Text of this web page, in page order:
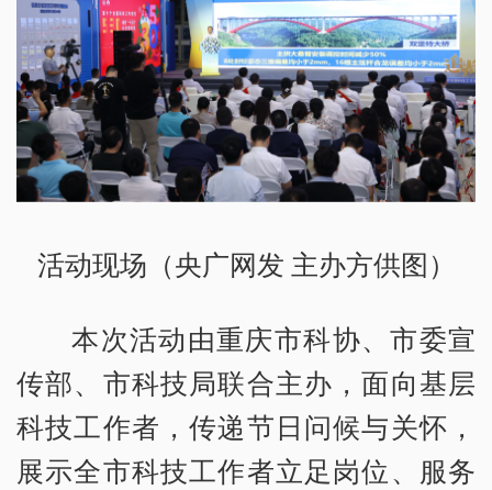
活动现场（央广网发 主办方供图）
本次活动由重庆市科协、市委宣
传部、市科技局联合主办，面向基层
科技工作者，传递节日问候与关怀，
展示全市科技工作者立足岗位、服务